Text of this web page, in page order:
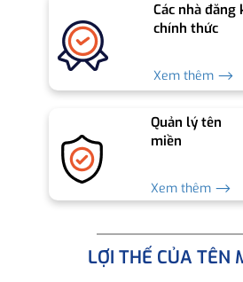
Các nhà đăng
chính thức
Xem thêm ⟶
Quản lý tên
miền
Xem thêm ⟶
LỢI THẾ CỦA TÊN